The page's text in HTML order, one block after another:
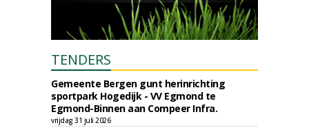
TENDERS
Gemeente Bergen gunt herinrichting
sportpark Hogedijk - VV Egmond te
Egmond-Binnen aan Compeer Infra.
vrijdag 31 juli 2026